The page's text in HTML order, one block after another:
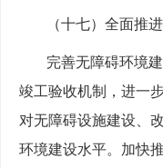
（十七）全面推
完善无障碍环境
竣工验收机制，进一
对无障碍设施建设、
环境建设水平。加快